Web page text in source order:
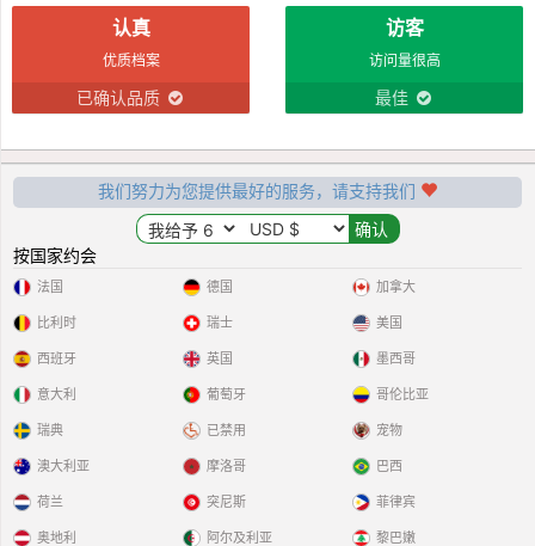
认真
优质档案
已确认品质
访客
访问量很高
最佳
我们努力为您提供最好的服务，请支持我们
按国家约会
法国
比利时
西班牙
意大利
瑞典
德国
瑞士
英国
葡萄牙
已禁用
加拿大
美国
墨西哥
哥伦比亚
宠物
澳大利亚
荷兰
奥地利
摩洛哥
突尼斯
阿尔及利亚
巴西
菲律宾
黎巴嫩